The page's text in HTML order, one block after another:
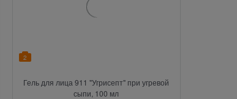
2
Гель для лица 911 "Угрисепт" при угревой
сыпи, 100 мл